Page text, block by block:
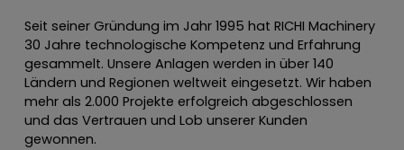
Seit seiner Gründung im Jahr 1995 hat RICHI Machinery
30 Jahre technologische Kompetenz und Erfahrung
gesammelt. Unsere Anlagen werden in über 140
Ländern und Regionen weltweit eingesetzt. Wir haben
mehr als 2.000 Projekte erfolgreich abgeschlossen
und das Vertrauen und Lob unserer Kunden
gewonnen.